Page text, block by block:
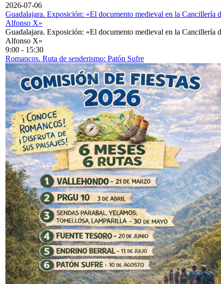
2026-07-06
Guadalajara. Exposición: «El documento medieval en la Cancillería
Alfonso X»
Guadalajara. Exposición: «El documento medieval en la Cancillería
Alfonso X»
9:00 - 15:30
Romancos. Ruta de senderismo: Patón Sufre